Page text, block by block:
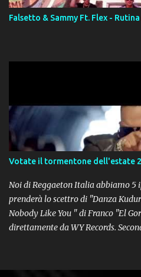
Falsetto & Sammy Ft. Flex -
Votate il tormentone dell'estate
Noi di Reggaeton Italia abbiamo 5
prenderà lo scettro di "Danza
Nobody Like You " di Franco "El
direttamente da WY Records.
potenziali hits della prossima